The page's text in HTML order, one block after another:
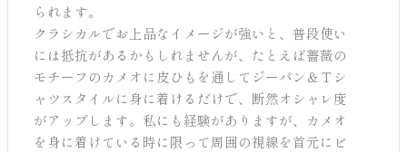
られます。
クラシカルでお上品なイメージが強いと、普段使い
には抵抗があるかもしれませんが、たとえば薔薇の
モチーフのカメオに皮ひもを通してジーパン＆Ｔシ
ャツスタイルに身に着けるだけで、断然オシャレ度
がアップします。私にも経験がありますが、カメオ
を身に着けている時に限って周囲の視線を首元にビ